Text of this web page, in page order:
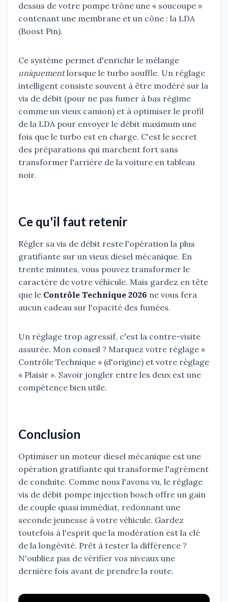
dessus de votre pompe trône une « soucoupe »
contenant une membrane et un cône : la LDA
(Boost Pin).
Ce système permet d'enrichir le mélange
uniquementlorsque le turbo souffle. Un réglage
intelligent consiste souvent à être modéré sur la
vis de débit (pour ne pas fumer à bas régime
comme un vieux camion) et à optimiser le profil
de la LDA pour envoyer le débit maximum une
fois que le turbo est en charge. C'est le secret
des préparations qui marchent fort sans
transformer l'arrière de la voiture en tableau
noir.
Ce qu'il faut retenir
Régler sa vis de débit reste l'opération la plus
gratifiante sur un vieux diesel mécanique. En
trente minutes, vous pouvez transformer le
caractère de votre véhicule. Mais gardez en tête
que le Contrôle Technique 2026 ne vous fera
aucun cadeau sur l'opacité des fumées.
Un réglage trop agressif, c'est la contre-visite
assurée. Mon conseil ? Marquez votre réglage «
Contrôle Technique » (d'origine) et votre réglage
« Plaisir ». Savoir jongler entre les deux est une
compétence bien utile.
Conclusion
Optimiser un moteur diesel mécanique est une
opération gratifiante qui transforme l'agrément
de conduite. Comme nous l'avons vu, le réglage
vis de débit pompe injection bosch offre un gain
de couple quasi immédiat, redonnant une
seconde jeunesse à votre véhicule. Gardez
toutefois à l'esprit que la modération est la clé
de la longévité. Prêt à tester la différence ?
N'oubliez pas de vérifier vos niveaux une
dernière fois avant de prendre la route.